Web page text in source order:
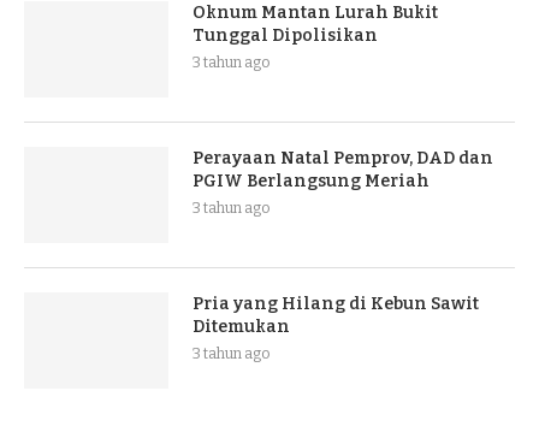
Oknum Mantan Lurah Bukit
Tunggal Dipolisikan
3 tahun ago
Perayaan Natal Pemprov, DAD dan
PGIW Berlangsung Meriah
3 tahun ago
Pria yang Hilang di Kebun Sawit
Ditemukan
3 tahun ago